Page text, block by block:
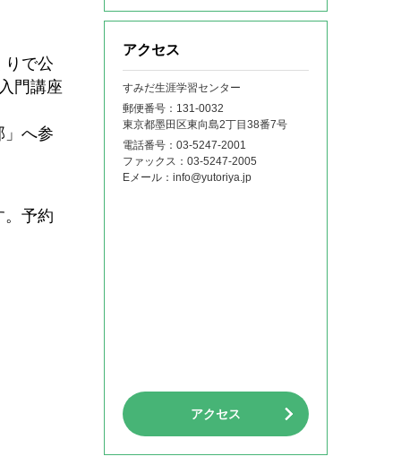
りで公
門講座
」へ参
予約
アクセス
すみだ生涯学習センター
郵便番号：131‐0032
東京都墨田区東向島2丁目38番7号
電話番号： 03-5247-2001
ファックス： 03-5247-2005
Eメール： info@yutoriya.jp
アクセス